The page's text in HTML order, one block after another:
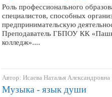
Роль профессионального
специалистов, способных
предпринимательскую
Преподаватель ГБПОУ КК
колледж»....
Автор: Исаева Наталья Александровна
Музыка - язык души